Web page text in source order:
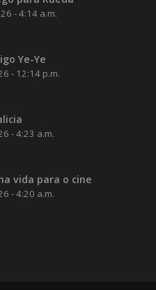
- 4:14 a.m.
Ye-Ye
- 12:14 p.m.
- 4:23 a.m.
vida para o cine
- 4:20 a.m.